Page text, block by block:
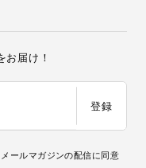
届け！
登録
メールマガジンの配信に同意